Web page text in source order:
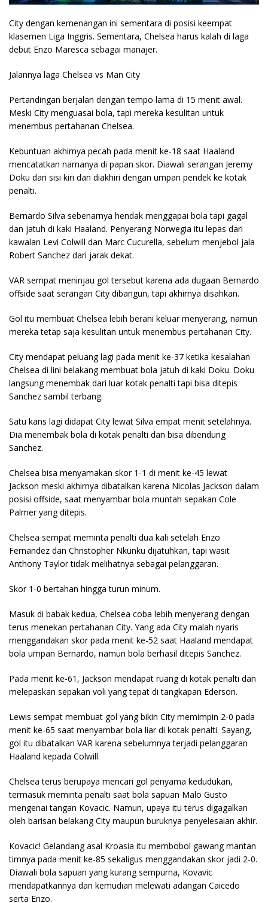
City dengan kemenangan ini sementara di posisi keempat
klasemen Liga Inggris. Sementara, Chelsea harus kalah di laga
debut Enzo Maresca sebagai manajer.
Jalannya laga Chelsea vs Man City
Pertandingan berjalan dengan tempo lama di 15 menit awal.
Meski City menguasai bola, tapi mereka kesulitan untuk
menembus pertahanan Chelsea.
Kebuntuan akhirnya pecah pada menit ke-18 saat Haaland
mencatatkan namanya di papan skor. Diawali serangan Jeremy
Doku dari sisi kiri dan diakhiri dengan umpan pendek ke kotak
penalti.
Bernardo Silva sebenarnya hendak menggapai bola tapi gagal
dan jatuh di kaki Haaland. Penyerang Norwegia itu lepas dari
kawalan Levi Colwill dan Marc Cucurella, sebelum menjebol jala
Robert Sanchez dari jarak dekat.
VAR sempat meninjau gol tersebut karena ada dugaan Bernardo
offside saat serangan City dibangun, tapi akhirnya disahkan.
Gol itu membuat Chelsea lebih berani keluar menyerang, namun
mereka tetap saja kesulitan untuk menembus pertahanan City.
City mendapat peluang lagi pada menit ke-37 ketika kesalahan
Chelsea di lini belakang membuat bola jatuh di kaki Doku. Doku
langsung menembak dari luar kotak penalti tapi bisa ditepis
Sanchez sambil terbang.
Satu kans lagi didapat City lewat Silva empat menit setelahnya.
Dia menembak bola di kotak penalti dan bisa dibendung
Sanchez.
Chelsea bisa menyamakan skor 1-1 di menit ke-45 lewat
Jackson meski akhirnya dibatalkan karena Nicolas Jackson dalam
posisi offside, saat menyambar bola muntah sepakan Cole
Palmer yang ditepis.
Chelsea sempat meminta penalti dua kali setelah Enzo
Fernandez dan Christopher Nkunku dijatuhkan, tapi wasit
Anthony Taylor tidak melihatnya sebagai pelanggaran.
Skor 1-0 bertahan hingga turun minum.
Masuk di babak kedua, Chelsea coba lebih menyerang dengan
terus menekan pertahanan City. Yang ada City malah nyaris
menggandakan skor pada menit ke-52 saat Haaland mendapat
bola umpan Bernardo, namun bola berhasil ditepis Sanchez.
Pada menit ke-61, Jackson mendapat ruang di kotak penalti dan
melepaskan sepakan voli yang tepat di tangkapan Ederson.
Lewis sempat membuat gol yang bikin City memimpin 2-0 pada
menit ke-65 saat menyambar bola liar di kotak penalti. Sayang,
gol itu dibatalkan VAR karena sebelumnya terjadi pelanggaran
Haaland kepada Colwill.
Chelsea terus berupaya mencari gol penyama kedudukan,
termasuk meminta penalti saat bola sapuan Malo Gusto
mengenai tangan Kovacic. Namun, upaya itu terus digagalkan
oleh barisan belakang City maupun buruknya penyelesaian akhir.
Kovacic! Gelandang asal Kroasia itu membobol gawang mantan
timnya pada menit ke-85 sekaligus menggandakan skor jadi 2-0.
Diawali bola sapuan yang kurang sempurna, Kovavic
mendapatkannya dan kemudian melewati adangan Caicedo
serta Enzo.